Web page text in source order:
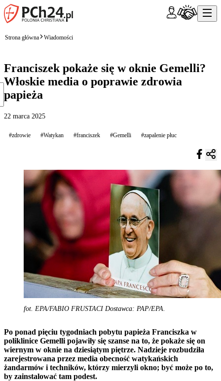
Strona główna Wiadomości
Franciszek pokaże się w oknie Gemelli?
Włoskie media o poprawie zdrowia
papieża
22 marca 2025
#zdrowie #Watykan #franciszek #Gemelli #zapalenie płuc
fot. EPA/FABIO FRUSTACI Dostawca: PAP/EPA.
Po ponad pięciu tygodniach pobytu papieża Franciszka w
poliklinice Gemelli pojawiły się szanse na to, że pokaże się on
wiernym w oknie na dziesiątym piętrze. Nadzieje rozbudziła
zarejestrowana przez media obecność watykańskich
żandarmów i techników, którzy mierzyli okno; być może po to,
by zainstalować tam podest.